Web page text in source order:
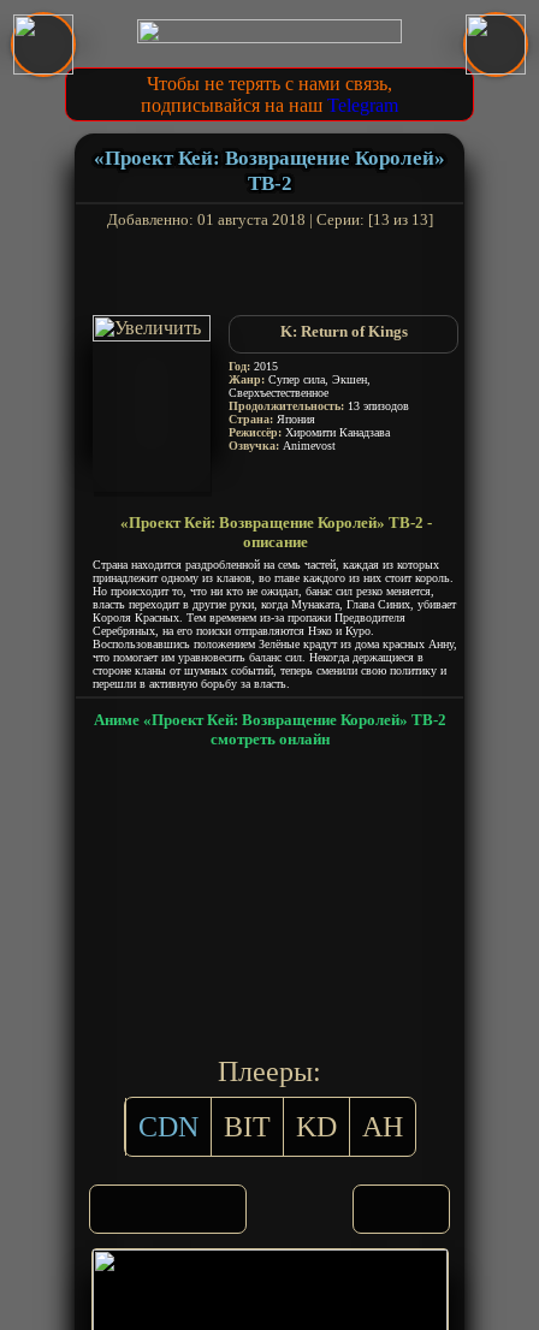
Чтобы не терять с нами связь,
подписывайся на наш Telegram
«Проект Кей: Возвращение Королей»
ТВ-2
Добавленно: 01 августа 2018 | Серии: [13 из 13]
K: Return of Kings
Год: 2015
Жанр: Супер сила, Экшен,
Сверхъестественное
Продолжительность: 13 эпизодов
Страна: Япония
Режиссёр: Хиромити Канадзава
Озвучка: Animevost
«Проект Кей: Возвращение Королей» ТВ-2 -
описание
Страна находится раздробленной на семь частей, каждая из которых
принадлежит одному из кланов, во главе каждого из них стоит король.
Но происходит то, что ни кто не ожидал, банас сил резко меняется,
власть переходит в другие руки, когда Мунаката, Глава Синих, убивает
Короля Красных. Тем временем из-за пропажи Предводителя
Серебряных, на его поиски отправляются Нэко и Куро.
Воспользовавшись положением Зелёные крадут из дома красных Анну,
что помогает им уравновесить баланс сил. Некогда держащиеся в
стороне кланы от шумных событий, теперь сменили свою политику и
перешли в активную борьбу за власть.
Аниме «Проект Кей: Возвращение Королей» ТВ-2
смотреть онлайн
Плееры:
CDN
BIT KD AH